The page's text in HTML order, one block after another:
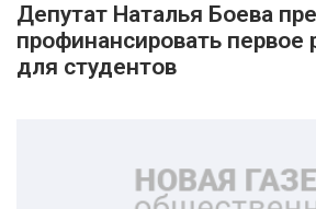
Депутат Наталья Боева
профинансировать первое
для студентов